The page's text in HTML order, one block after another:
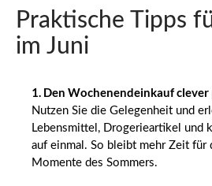
Praktische Tipps
im Juni
1. Den Wochenendeinkauf clever
Nutzen Sie die Gelegenheit und
Lebensmittel, Drogerieartikel und
auf einmal. So bleibt mehr Zeit für
Momente des Sommers.